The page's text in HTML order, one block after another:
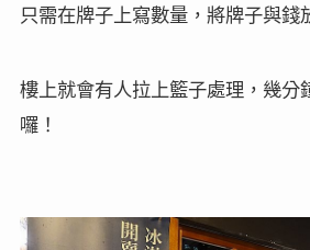
只需在牌子上寫數量，將牌子與錢
樓上就會有人拉上籃子處理，幾分
囉！